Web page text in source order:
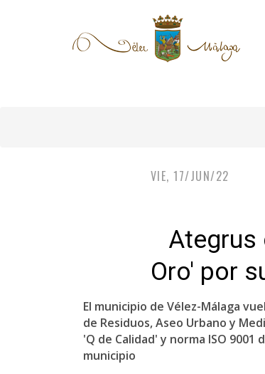
VIE, 17/JUN/22
Ategrus
Oro' por
El municipio de Vélez-Málaga
de Residuos, Aseo Urbano y
'Q de Calidad' y norma ISO
municipio